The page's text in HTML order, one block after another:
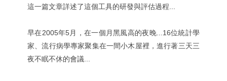
這一篇文章詳述了這個工具的研發與評估過程...
早在2005年5月，在一個月黑風高的夜晚...16位統計學
家、流行病學專家聚集在一間小木屋裡，進行著三天三
夜不眠不休的會議...